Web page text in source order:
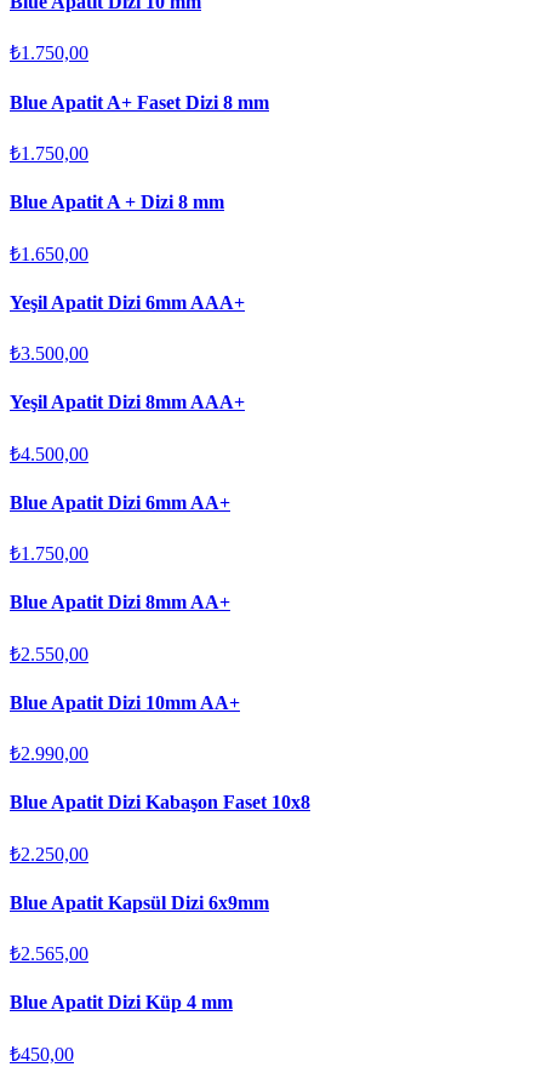
₺1.750,00
Blue Apatit A+ Faset Dizi 8 mm
₺1.750,00
Blue Apatit A + Dizi 8 mm
₺1.650,00
Yeşil Apatit Dizi 6mm AAA+
₺3.500,00
Yeşil Apatit Dizi 8mm AAA+
₺4.500,00
Blue Apatit Dizi 6mm AA+
₺1.750,00
Blue Apatit Dizi 8mm AA+
₺2.550,00
Blue Apatit Dizi 10mm AA+
₺2.990,00
Blue Apatit Dizi Kabaşon Faset 10x8
₺2.250,00
Blue Apatit Kapsül Dizi 6x9mm
₺2.565,00
Blue Apatit Dizi Küp 4 mm
₺450,00